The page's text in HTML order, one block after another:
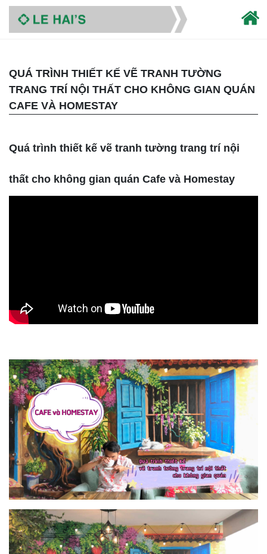
QUÁ TRÌNH THIẾT KẾ VẼ TRANH TƯỜNG
TRANG TRÍ NỘI THẤT CHO KHÔNG GIAN QUÁN
CAFE VÀ HOMESTAY
Quá trình thiết kế vẽ tranh tường trang trí nội
thất cho không gian quán Cafe và Homestay